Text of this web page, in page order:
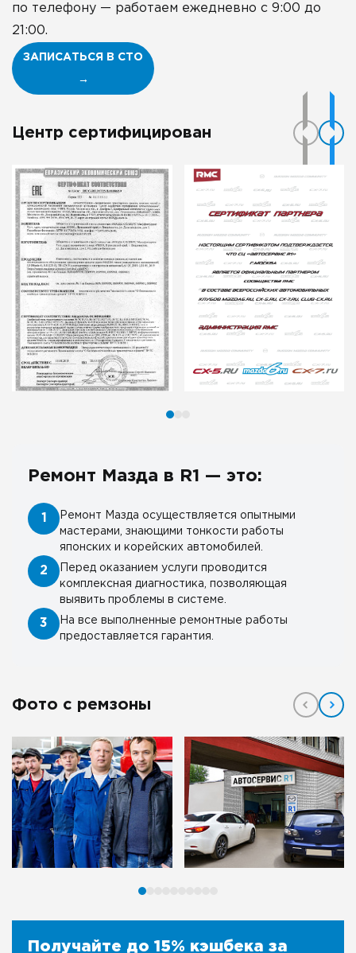
по телефону — работаем ежедневно с 9:00 до
21:00.
ЗАПИСАТЬСЯ В СТО
→
Центр сертифицирован
Ремонт Мазда в R1 — это:
1
Ремонт Мазда осуществляется опытными
мастерами, знающими тонкости работы
японских и корейских автомобилей.
2
Перед оказанием услуги проводится
комплексная диагностика, позволяющая
выявить проблемы в системе.
3
На все выполненные ремонтные работы
предоставляется гарантия.
Фото с ремзоны
Получайте до 15% кэшбека за